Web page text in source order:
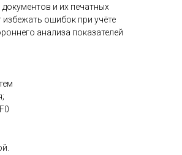
и их печатных
ошибок при учёте
анализа показателей